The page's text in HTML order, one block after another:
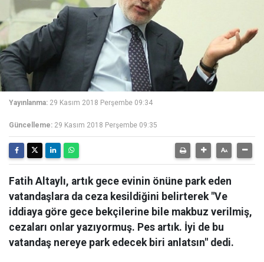
Yayınlanma: 29 Kasım 2018 Perşembe 09:34
Güncelleme: 29 Kasım 2018 Perşembe 09:35
Fatih Altaylı, artık gece evinin önüne park eden
vatandaşlara da ceza kesildiğini belirterek "Ve
iddiaya göre gece bekçilerine bile makbuz verilmiş,
cezaları onlar yazıyormuş. Pes artık. İyi de bu
vatandaş nereye park edecek biri anlatsın" dedi.